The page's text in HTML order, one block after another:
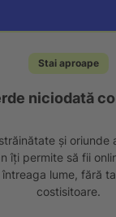
Stai aproape
niciodată
și oriunde
îți permite să fii
lume, fără
costisitoare.